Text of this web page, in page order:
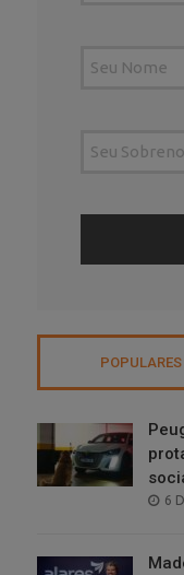
POPULARES
6